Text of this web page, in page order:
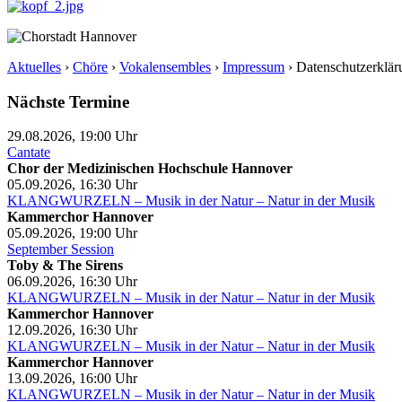
Aktuelles › Chöre › Vokalensembles › Impressum ›
Nächste Termine
29.08.2026, 19:00 Uhr
Cantate
Chor der Medizinischen Hochschule Hannover
05.09.2026, 16:30 Uhr
KLANGWURZELN – Musik in der Natur – Natur in der Musik
Kammerchor Hannover
05.09.2026, 19:00 Uhr
September Session
Toby & The Sirens
06.09.2026, 16:30 Uhr
KLANGWURZELN – Musik in der Natur – Natur in der Musik
Kammerchor Hannover
12.09.2026, 16:30 Uhr
KLANGWURZELN – Musik in der Natur – Natur in der Musik
Kammerchor Hannover
13.09.2026, 16:00 Uhr
KLANGWURZELN – Musik in der Natur – Natur in der Musik